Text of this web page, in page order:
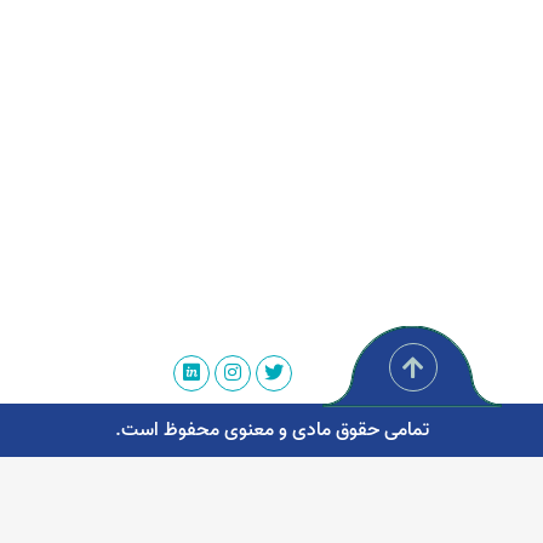
تمامی حقوق مادی و معنوی محفوظ است.